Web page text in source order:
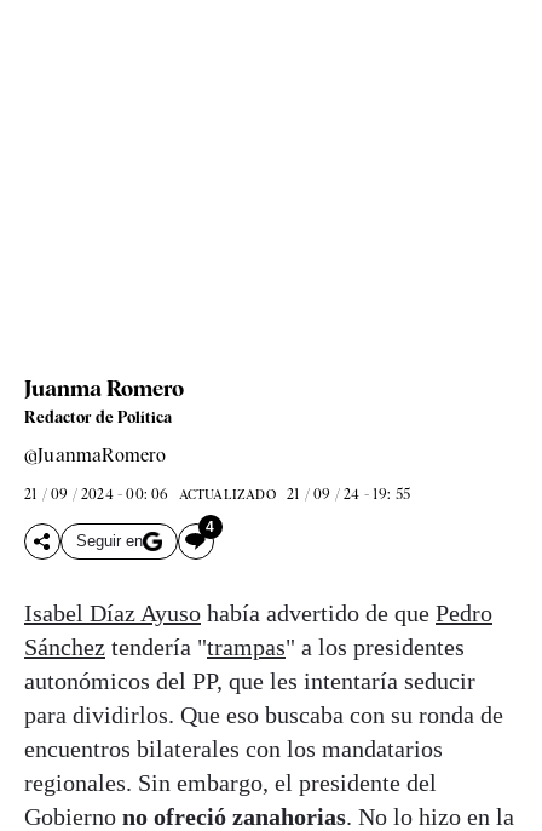
Juanma Romero
Redactor de Política
@JuanmaRomero
21 / 09 / 2024 - 00: 06 ACTUALIZADO 21 / 09 / 24 - 19: 55
Seguir en
4
Isabel Díaz Ayuso había advertido de que Pedro
Sánchez tendería "trampas" a los presidentes
autonómicos del PP, que les intentaría seducir
para dividirlos. Que eso buscaba con su ronda de
encuentros bilaterales con los mandatarios
regionales. Sin embargo, el presidente del
Gobierno no ofreció zanahorias. No lo hizo en la